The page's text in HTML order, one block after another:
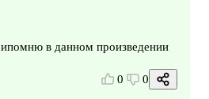
в данном произведении
0 0